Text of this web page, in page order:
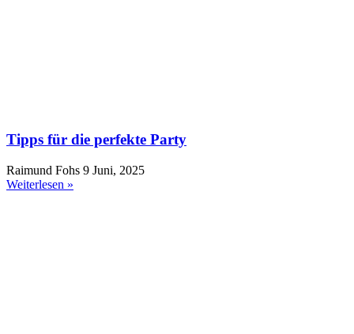
Tipps für die perfekte Party
Raimund Fohs 9 Juni, 2025
Weiterlesen »